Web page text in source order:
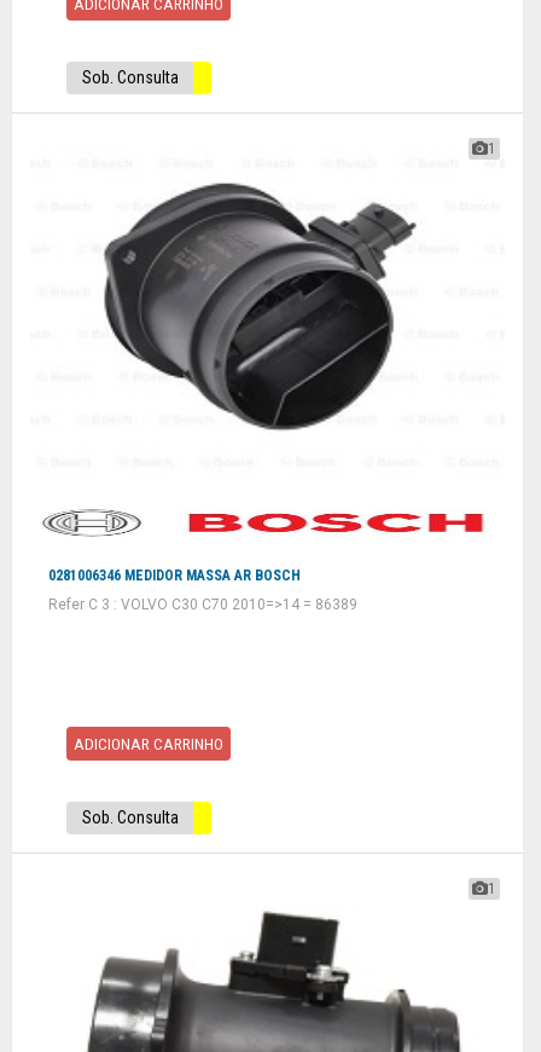
ADICIONAR CARRINHO
Sob. Consulta
1
0281006346 MEDIDOR MASSA AR BOSCH
Refer C 3 : VOLVO C30 C70 2010=>14 = 86389
ADICIONAR CARRINHO
Sob. Consulta
1